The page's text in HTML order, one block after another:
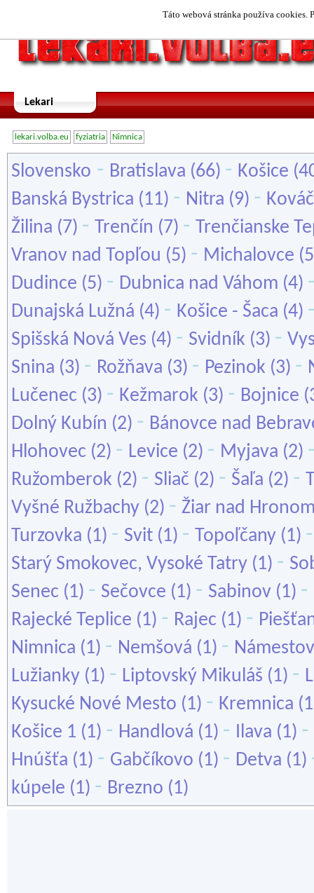
Táto webová stránka používa cookies.
Lekari
lekari.volba.eu fyziatria Nimnica
Slovensko - Bratislava (66) - Košice
Banská Bystrica (11) - Nitra (9) -
Žilina (7) - Trenčín (7) - Trenčianske
Vranov nad Topľou (5) - Michalovce
Dudince (5) - Dubnica nad Váhom (4)
Dunajská Lužná (4) - Košice - Šaca (4)
Spišská Nová Ves (4) - Svidník (3) -
Snina (3) - Rožňava (3) - Pezinok (3) -
Lučenec (3) - Kežmarok (3) - Bojnice
Dolný Kubín (2) - Bánovce nad
Hlohovec (2) - Levice (2) - Myjava (2)
Ružomberok (2) - Sliač (2) - Šaľa (2) -
Vyšné Ružbachy (2) - Žiar nad
Turzovka (1) - Svit (1) - Topoľčany (1)
Starý Smokovec, Vysoké Tatry (1) -
Senec (1) - Sečovce (1) - Sabinov (1) -
Rajecké Teplice (1) - Rajec (1) -
Nimnica (1) - Nemšová (1) -
Lužianky (1) - Liptovský Mikuláš (1) -
Kysucké Nové Mesto (1) - Kremnica
Košice 1 (1) - Handlová (1) - Ilava (1) -
Hnúšťa (1) - Gabčíkovo (1) - Detva (1)
kúpele (1) - Brezno (1)